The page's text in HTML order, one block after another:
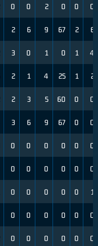
0 0 2 0 0 0
2 6 9 67 2 6
3 0 1 0 1 4
2 1 4 25 1 2
2 3 5 60 0 0
3 6 9 67 0 0
0 0 0 0 0 0
0 0 0 0 0 0
0 0 0 0 0 1
0 0 0 0 0 0
0 0 0 0 0 0